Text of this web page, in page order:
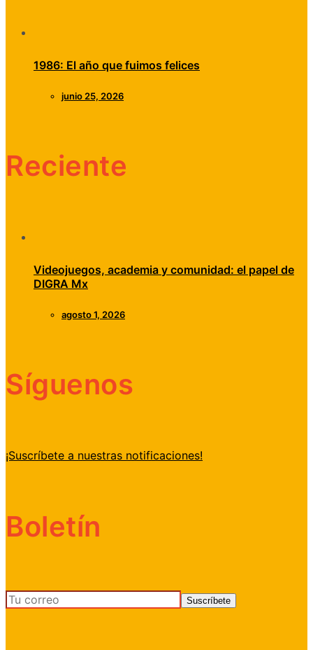
1986: El año que fuimos felices
junio 25, 2026
Reciente
Videojuegos, academia y comunidad: el papel de
DIGRA Mx
agosto 1, 2026
Síguenos
¡Suscríbete a nuestras notificaciones!
Boletín